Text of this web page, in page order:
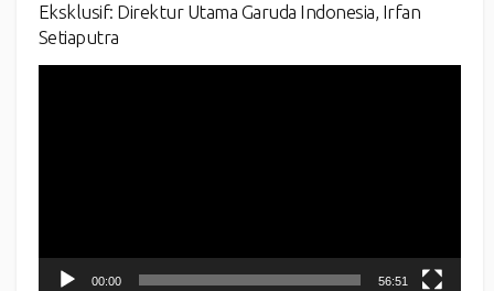
Eksklusif: Direktur Utama Garuda Indonesia, Irfan
Setiaputra
00:00 56:51